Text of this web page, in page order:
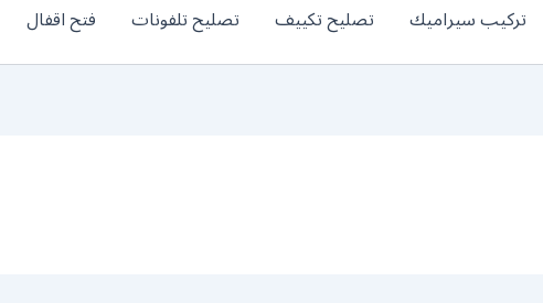
تركيب سيراميك تصليح تكييف تصليح تلفونات فتح اقفال